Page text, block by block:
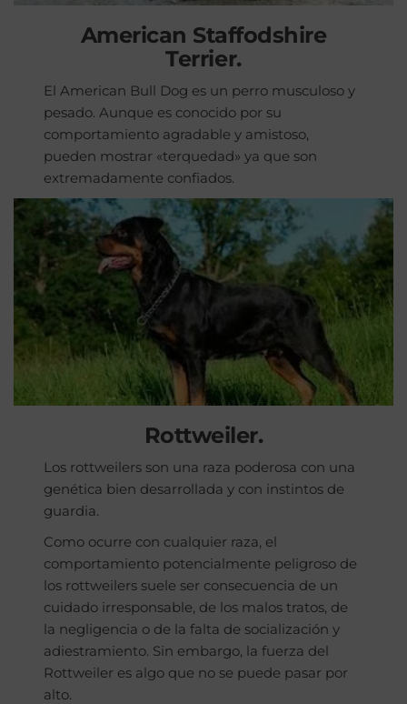
American Staffodshire
Terrier.
El American Bull Dog es un perro musculoso y
pesado. Aunque es conocido por su
comportamiento agradable y amistoso,
pueden mostrar «terquedad» ya que son
extremadamente confiados.
Rottweiler.
Los rottweilers son una raza poderosa con una
genética bien desarrollada y con instintos de
guardia.
Como ocurre con cualquier raza, el
comportamiento potencialmente peligroso de
los rottweilers suele ser consecuencia de un
cuidado irresponsable, de los malos tratos, de
la negligencia o de la falta de socialización y
adiestramiento. Sin embargo, la fuerza del
Rottweiler es algo que no se puede pasar por
alto.